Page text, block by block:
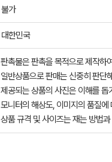
불가
대한민국
판촉물은 판촉을 목적으로 제작하
일반상품으로 판매는 신중히 판단
제공되는 상품의 사진은 이해를
모니터의 해상도, 이미지의 품질
상품 규격 및 사이즈는 재는 방법